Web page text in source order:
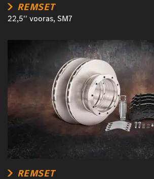
REMSET
22,5'' vooras, SM7
REMSET